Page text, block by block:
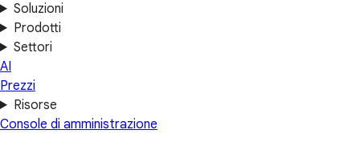
Soluzioni
Prodotti
Settori
AI
Prezzi
Risorse
Console di amministrazione